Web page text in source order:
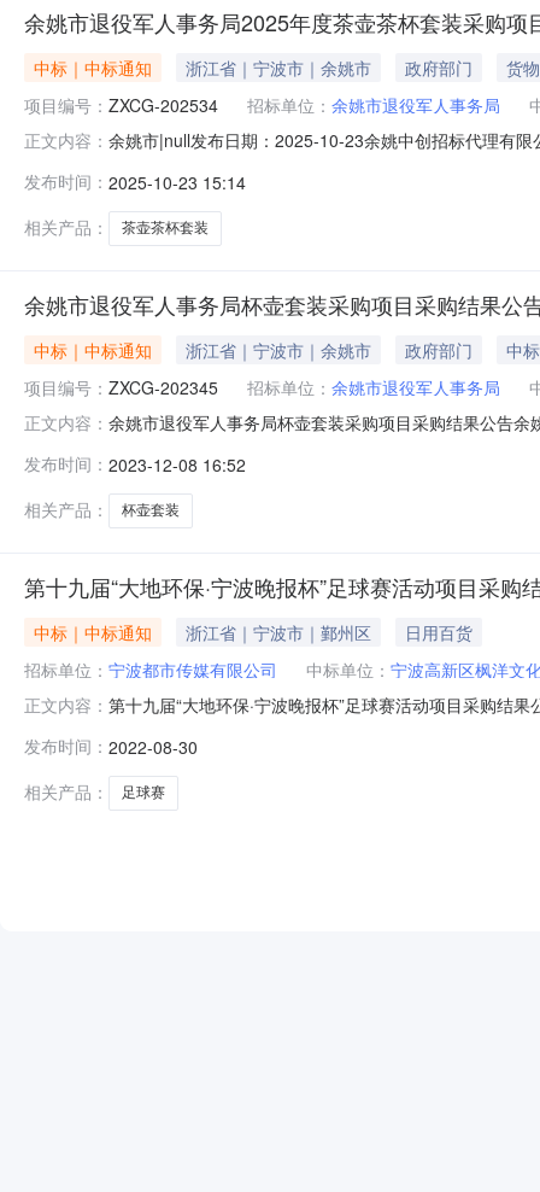
余姚市退役军人事务局2025年度茶壶茶杯套装采购项
中标｜中标通知 浙江省｜宁波市｜余姚市 政府部门
货物
项目编号： ZXCG-202534 招标单位： 余姚市退役军人事务局
正文内容： 余姚市|null发布日期：2025-10-23余姚中创招标代理有
成交单位名称：宁波高新区枫洋文化传媒工作室；成交
发布时间： 2025-10-23 15:14
相关产品：
茶壶茶杯套装
余姚市退役军人事务局杯壶套装采购项目采购结果公
中标｜中标通知 浙江省｜宁波市｜余姚市 政府部门
中
项目编号： ZXCG-202345 招标单位： 余姚市退役军人事务局
正文内容： 余姚市退役军人事务局杯壶套装采购项目采购结果公告
二、项目名称:余姚市退役军人事务局杯壶套装采购项目
发布时间： 2023-12-08 16:52
相关产品：
杯壶套装
第十九届“大地环保·宁波晚报杯”足球赛活动项目采购
中标｜中标通知 浙江省｜宁波市｜鄞州区
日用百货
招标单位： 宁波都市传媒有限公司 中标单位： 宁波高新区枫洋文
正文内容： 第十九届“大地环保·宁波晚报杯”足球赛活动项目采购结
报业集团机关纪委反映，电话0574-87685066，也可向
发布时间： 2022-08-30
相关产品：
足球赛